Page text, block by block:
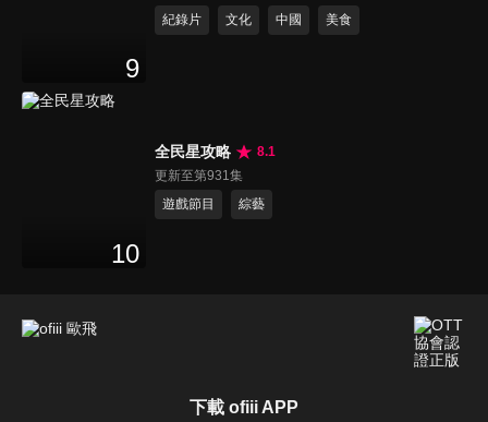
9
紀錄片
文化 中國 美食
10
全民星攻略
8.1
更新至第931集
遊戲節目
綜藝
下載 ofiii APP